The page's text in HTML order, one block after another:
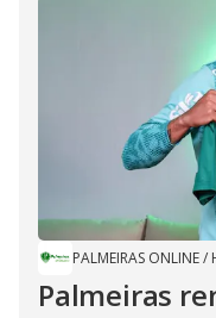
PALMEIRAS ONLINE/
Palmeiras